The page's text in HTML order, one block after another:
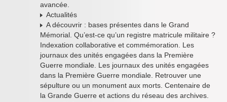
avancée.
Actualités
A découvrir : bases présentes dans le Grand
Mémorial. Qu’est-ce qu’un registre matricule militaire ?
Indexation collaborative et commémoration. Les
journaux des unités engagées dans la Première
Guerre mondiale. Les journaux des unités engagées
dans la Première Guerre mondiale. Retrouver une
sépulture ou un monument aux morts. Centenaire de
la Grande Guerre et actions du réseau des archives.